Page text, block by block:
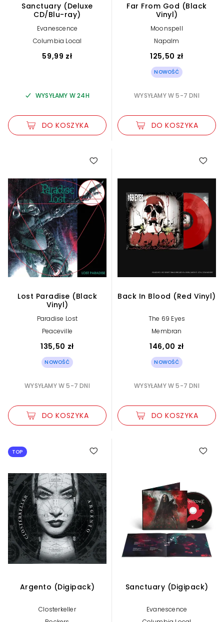
Sanctuary (Deluxe
CD/Blu-ray)
Evanescence
Columbia Local
59,99 zł
WYSYŁAMY W 24H
DO KOSZYKA
Far From God (Black
Vinyl)
Moonspell
Napalm
125,50 zł
NOWOŚĆ
WYSYŁAMY W 5-7 DNI
DO KOSZYKA
Lost Paradise (Black
Vinyl)
Paradise Lost
Peaceville
135,50 zł
NOWOŚĆ
WYSYŁAMY W 5-7 DNI
DO KOSZYKA
Back In Blood (Red Vinyl)
The 69 Eyes
Membran
146,00 zł
NOWOŚĆ
WYSYŁAMY W 5-7 DNI
DO KOSZYKA
TOP
Argento (Digipack)
Closterkeller
Sanctuary (Digipack)
Evanescence